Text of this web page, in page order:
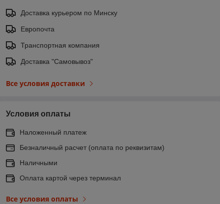
Доставка курьером по Минску
Европочта
Транспортная компания
Доставка "Самовывоз"
Все условия доставки
Условия оплаты
Наложенный платеж
Безналичный расчет (оплата по реквизитам)
Наличными
Оплата картой через терминал
Все условия оплаты